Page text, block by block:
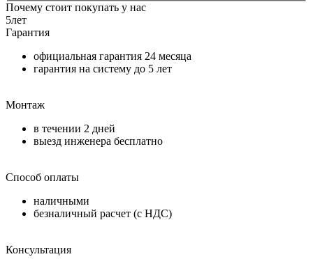
Почему стоит покупать у нас
5лет
Гарантия
официальная гарантия 24 месяца
гарантия на систему до 5 лет
Монтаж
в течении 2 дней
выезд инженера бесплатно
Способ оплаты
наличными
безналичный расчет (с НДС)
Консультация